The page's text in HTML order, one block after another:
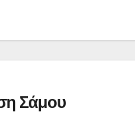
Σάμου